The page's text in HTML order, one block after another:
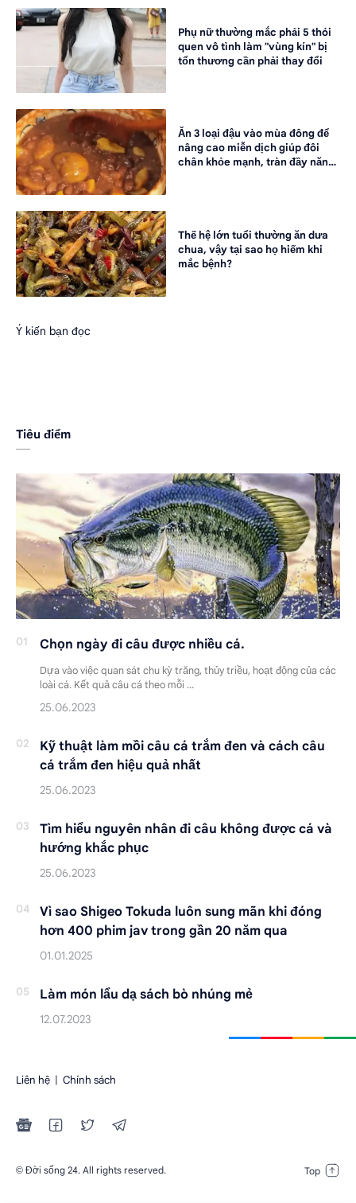
Phụ nữ thường mắc phải 5 thói
quen vô tình làm "vùng kín" bị
tổn thương cần phải thay đổi
Ăn 3 loại đậu vào mùa đông để
nâng cao miễn dịch giúp đôi
chân khỏe mạnh, tràn đầy năng
Thế hệ lớn tuổi thường ăn dưa
chua, vậy tại sao họ hiếm khi
mắc bệnh?
Ý kiến bạn đọc
Tiêu điểm
Chọn ngày đi câu được nhiều cá.
Dựa vào việc quan sát chu kỳ trăng, thủy triều, hoạt động của các
loài cá. Kết quả câu cá theo mỗi …
Kỹ thuật làm mồi câu cá trắm đen và cách câu
cá trắm đen hiệu quả nhất
Tìm hiểu nguyên nhân đi câu không được cá và
hướng khắc phục
Vì sao Shigeo Tokuda luôn sung mãn khi đóng
hơn 400 phim jav trong gần 20 năm qua
Làm món lẩu dạ sách bò nhúng mẻ
Liên hệ | Chính sách
© Đời sống 24. All rights reserved.